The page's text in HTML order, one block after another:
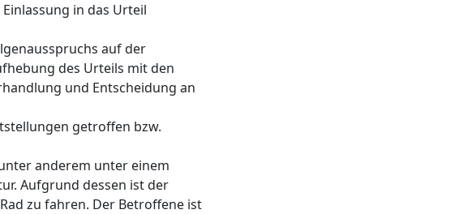
in das Urteil
auf der
des Urteils mit den
und Entscheidung an
getroffen bzw.
anderem unter einem
Aufgrund dessen ist der
zu fahren. Der Betroffene ist